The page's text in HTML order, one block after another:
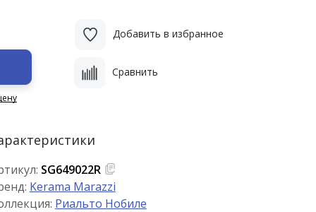
Добавить в избранное
Сравнить
SG649022R
Kerama Marazzi
Риальто Нобиле